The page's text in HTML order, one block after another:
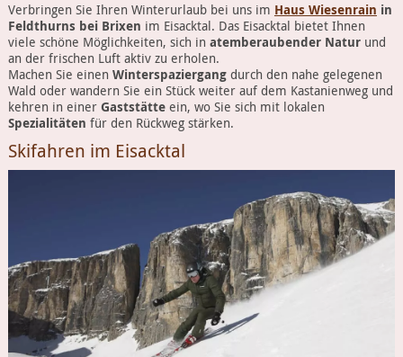
Verbringen Sie Ihren Winterurlaub bei uns im Haus Wiesenrain in
Feldthurns bei Brixen im Eisacktal. Das Eisacktal bietet Ihnen
viele schöne Möglichkeiten, sich in atemberaubender Natur und
an der frischen Luft aktiv zu erholen.
Machen Sie einen Winterspaziergangdurch den nahe gelegenen
Wald oder wandern Sie ein Stück weiter auf dem Kastanienweg und
kehren in einer Gaststätteein, wo Sie sich mit lokalen
Spezialitäten für den Rückweg stärken.
Skifahren im Eisacktal